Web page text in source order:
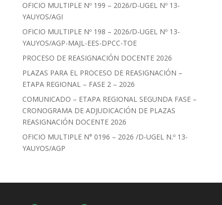
OFICIO MULTIPLE Nº 199 – 2026/D-UGEL Nº 13-
YAUYOS/AGI
OFICIO MULTIPLE Nº 198 – 2026/D-UGEL Nº 13-
YAUYOS/AGP-MAJL-EES-DPCC-TOE
PROCESO DE REASIGNACIÓN DOCENTE 2026
PLAZAS PARA EL PROCESO DE REASIGNACIÓN –
ETAPA REGIONAL – FASE 2 – 2026
COMUNICADO – ETAPA REGIONAL SEGUNDA FASE –
CRONOGRAMA DE ADJUDICACIÓN DE PLAZAS
REASIGNACIÓN DOCENTE 2026
OFICIO MULTIPLE N° 0196 – 2026 /D-UGEL N.º 13-
YAUYOS/AGP